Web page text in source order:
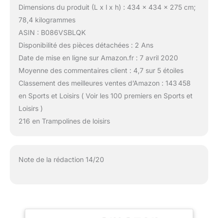
Dimensions du produit (L x l x h) : 434 x 434 x 275 cm;
78,4 kilogrammes
ASIN : B086VSBLQK
Disponibilité des pièces détachées : 2 Ans
Date de mise en ligne sur Amazon.fr : 7 avril 2020
Moyenne des commentaires client : 4,7 sur 5 étoiles
Classement des meilleures ventes d’Amazon : 143 458
en Sports et Loisirs ( Voir les 100 premiers en Sports et
Loisirs )
216 en Trampolines de loisirs
Note de la rédaction 14/20